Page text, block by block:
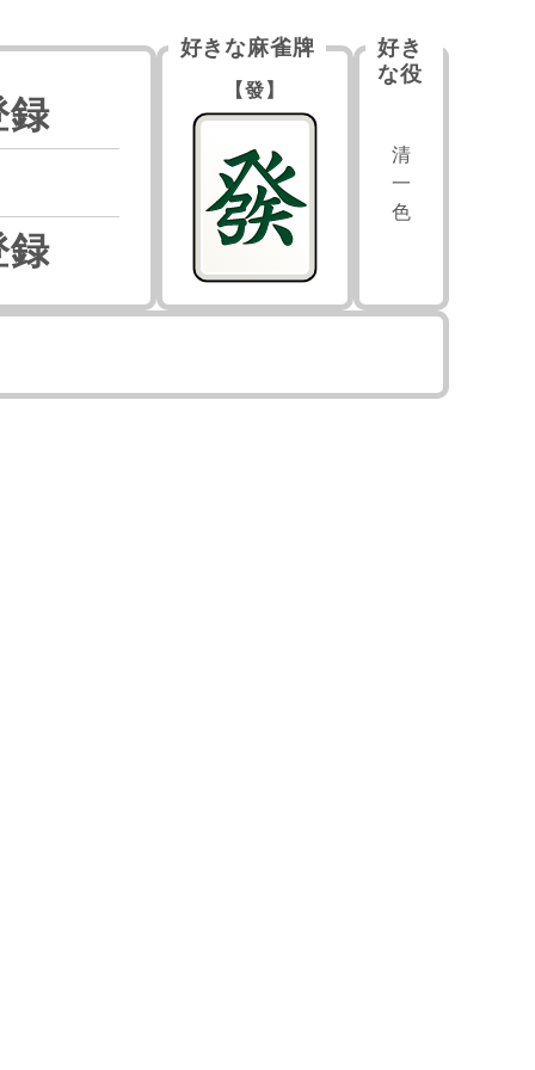
録
録
好きな麻雀牌
【發】
好き
な役
清
一
色